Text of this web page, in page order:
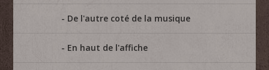
De l'autre coté de la musique
En haut de l'affiche